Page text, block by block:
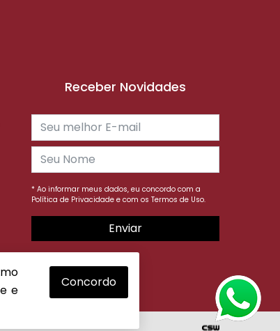
e
Concordo
Receber Novidades
* Ao informar meus dados, eu concordo com a
Política de Privacidade e com os Termos de Uso.
Enviar